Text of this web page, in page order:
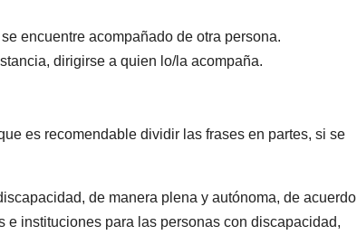
encuentre acompañado de otra persona.
dirigirse a quien lo/la acompaña.
es recomendable dividir las frases en partes, si se
de manera plena y autónoma, de acuerdo
instituciones para las personas con discapacidad,